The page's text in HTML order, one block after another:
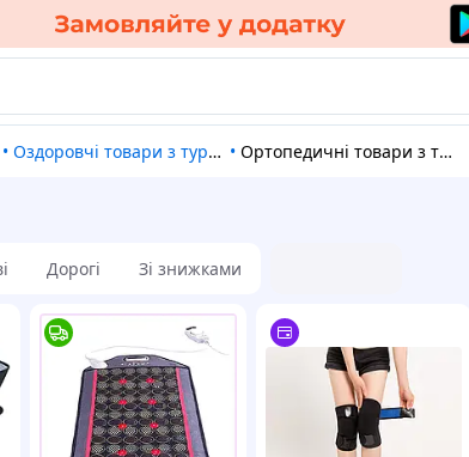
• Оздоровчі товари з турмаліном і шунгитом • Ортопедичні товари з турмаліном і шунгитом
Дорогі Зі знижками